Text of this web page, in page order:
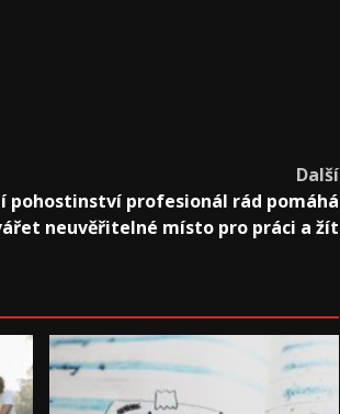
Další
pohostinství profesionál rád pomáhá
neuvěřitelné místo pro práci a žít